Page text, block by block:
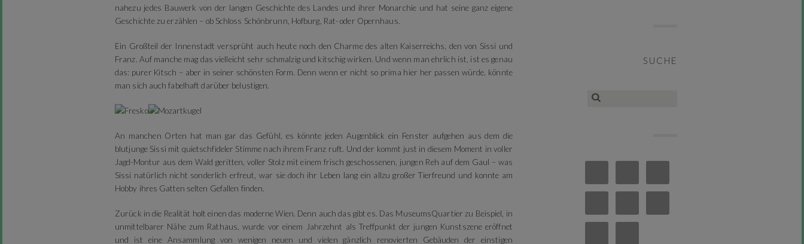
nahezu jedes Bauwerk von der langen Geschichte des Landes und ihrer Monarchie und hat seine ganz eigene
Geschichte zu erzählen – ob Schloss Schönbrunn, Hofburg, Rat- oder Opernhaus.
Ein Großteil der Innenstadt versprüht auch heute noch den Charme des alten Kaiserreichs, den von Sissi und
Franz. Auf manche mag das vielleicht sehr schmalzig und kitschig wirken. Und wenn man ehrlich ist, ist es genau
das: purer Kitsch – aber in seiner schönsten Form. Denn wenn er nicht so prima hier her passen würde, könnte
man sich auch fabelhaft darüber belustigen.
An manchen Orten hat man gar das Gefühl, es könnte jeden Augenblick ein Fenster aufgehen aus dem die
blutjunge Sissi mit quietschfideler Stimme nach ihrem Franz ruft. Und der kommt just in diesem Moment in voller
Jagd-Montur aus dem Wald geritten, voller Stolz mit einem frisch geschossenen, jungen Reh auf dem Gaul – was
Sissi natürlich nicht sonderlich erfreut, war sie doch ihr Leben lang ein allzu großer Tierfreund und konnte am
Hobby ihres Gatten selten Gefallen finden.
Zurück in die Realität holt einen das moderne Wien. Denn auch das gibt es. Das MuseumsQuartier zu Beispiel, in
unmittelbarer Nähe zum Rathaus, wurde vor einem Jahrzehnt als Treffpunkt der jungen Kunstszene eröffnet
und ist eine Ansammlung von wenigen neuen und vielen gänzlich renovierten Gebäuden der einstigen
SUCHE